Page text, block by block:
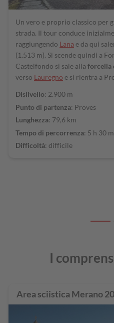
Un vero e proprio classico per
strada. Il tour conduce
raggiungendo Lana e da qui
(1.513 m). Si scende quindi a
Castelfondo si sale alla forcella
verso Lauregno e si rientra a
Dislivello: 2.900 m
Punto di partenza: Proves
Lunghezza: 79,6 km
Tempo di percorrenza: 5 h 30
Difficoltà: difficile
I
Area sciistica Merano